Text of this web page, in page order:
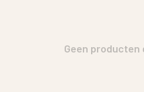
Geen producten